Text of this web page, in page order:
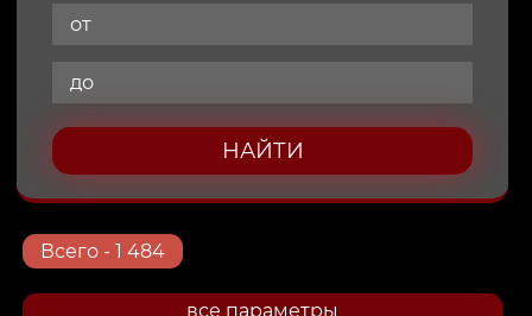
НАЙТИ
Всего - 1 484
все параметры